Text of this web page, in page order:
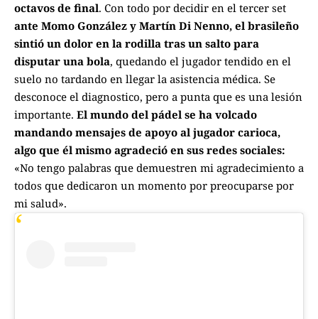
octavos de final. Con todo por decidir en el tercer set
ante Momo González y Martín Di Nenno, el brasileño
sintió un dolor en la rodilla tras un salto para
disputar una bola, quedando el jugador tendido en el
suelo no tardando en llegar la asistencia médica. Se
desconoce el diagnostico, pero a punta que es una lesión
importante. El mundo del pádel se ha volcado
mandando mensajes de apoyo al jugador carioca,
algo que él mismo agradeció en sus redes sociales:
«No tengo palabras que demuestren mi agradecimiento a
todos que dedicaron un momento por preocuparse por
mi salud».